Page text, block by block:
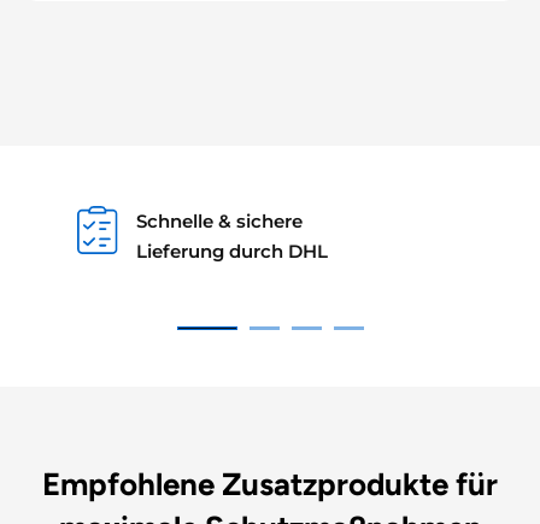
Schnelle & sichere
Lieferung durch DHL
Empfohlene Zusatzprodukte für